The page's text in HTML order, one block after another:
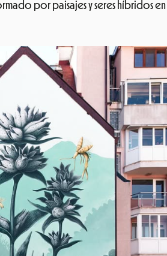
por paisajes y seres híbridos en